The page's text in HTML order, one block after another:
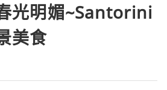
光明媚~Santorini
美食